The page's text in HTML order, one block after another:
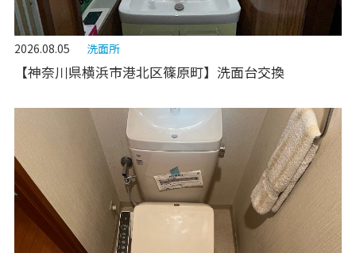
2026.08.05 洗面所
【神奈川県横浜市港北区篠原町】洗面台交換